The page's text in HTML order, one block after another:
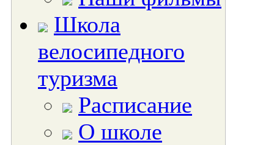
Школа
велосипедного
туризма
Расписание
О школе